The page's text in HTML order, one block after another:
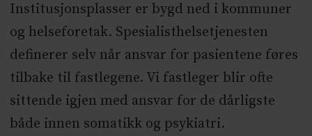
Institusjonsplasser er bygd ned i kommuner
og helseforetak. Spesialisthelsetjenesten
definerer selv når ansvar for pasientene føres
tilbake til fastlegene. Vi fastleger blir ofte
sittende igjen med ansvar for de dårligste
både innen somatikk og psykiatri.